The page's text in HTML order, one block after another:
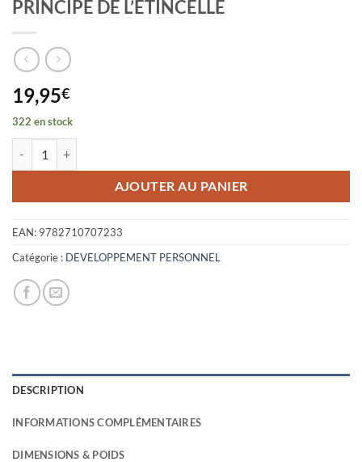
PRINCIPE DE L’ETINCELLE
19,95€
322 en stock
AJOUTER AU PANIER
EAN: 9782710707233
Catégorie : DEVELOPPEMENT PERSONNEL
DESCRIPTION
INFORMATIONS COMPLÉMENTAIRES
DIMENSIONS & POIDS